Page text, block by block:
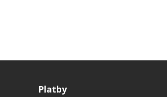
Platby